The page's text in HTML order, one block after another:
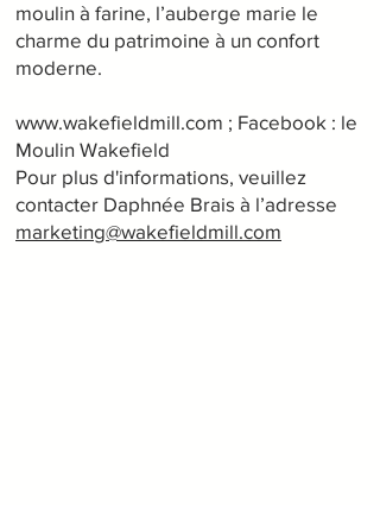
moulin à farine, l’auberge marie le
charme du patrimoine à un confort
moderne.
www.wakefieldmill.com ; Facebook : le
Moulin Wakefield
Pour plus d'informations, veuillez
contacter Daphnée Brais à l’adresse
marketing@wakefieldmill.com